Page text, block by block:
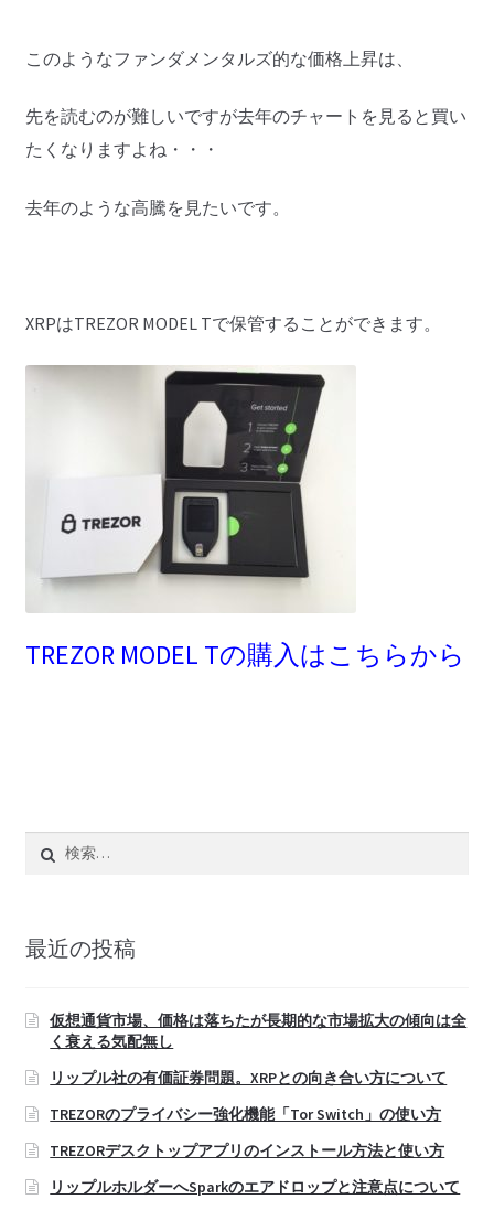
このようなファンダメンタルズ的な価格上昇は、
先を読むのが難しいですが去年のチャートを見ると買い
たくなりますよね・・・
去年のような高騰を見たいです。
XRPはTREZOR MODEL Tで保管することができます。
TREZOR MODEL Tの購入はこちらから
最近の投稿
仮想通貨市場、価格は落ちたが長期的な市場拡大の傾向は全
く衰える気配無し
リップル社の有価証券問題。XRPとの向き合い方について
TREZORのプライバシー強化機能「Tor Switch」の使い方
TREZORデスクトップアプリのインストール方法と使い方
リップルホルダーへSparkのエアドロップと注意点について